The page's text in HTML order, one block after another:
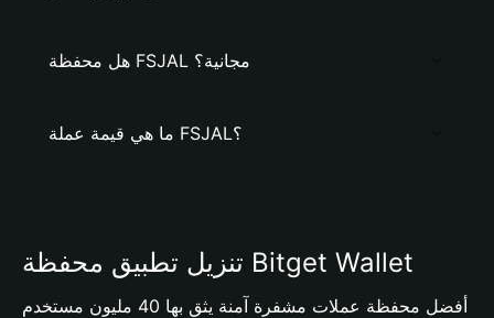
هل محفظة FSJAL مجانية؟
ما هي قيمة عملة FSJAL؟
تنزيل تطبيق محفظة Bitget Wallet
أفضل محفظة عملات مشفرة آمنة يثق بها 40 مليون مستخدم